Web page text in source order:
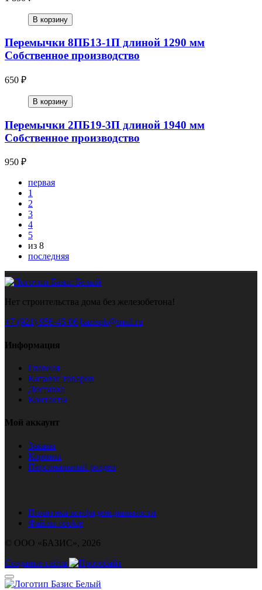
В корзину
Перемычки 8ПБ13-1П длиной 1290 мм
Собственное производство
650 ₽
В корзину
Перемычки 2ПБ19-3П длиной 1940 мм
Собственное производство
950 ₽
первая
1
2
3
4
5
из 8
последняя
Нет строительства дома без железобетона!
+7 (921) 956-45-06 bazispk@mail.ru
Информация
Главная
Каталог товаров
Доставка
Контакты
Мой аккаунт
Заказы
Корзина
Персональный раздел
Политика конфиденциальности
Файлы cookie
© ООО «БАЗИС», 2026
Создание сайта